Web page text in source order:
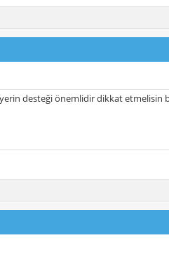
yerin desteği önemlidir dikkat etmelisin